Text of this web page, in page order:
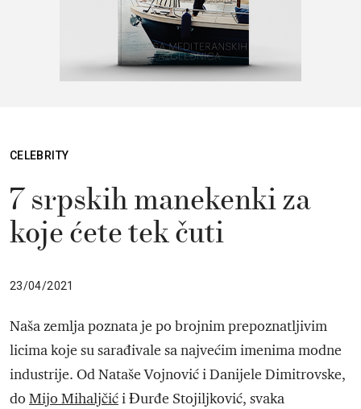
CELEBRITY
7 srpskih manekenki za
koje ćete tek čuti
23/04/2021
Naša zemlja poznata je po brojnim prepoznatljivim
licima koje su sarađivale sa najvećim imenima modne
industrije. Od Nataše Vojnović i Danijele Dimitrovske,
do Mijo Mihaljčići Đurđe Stojiljković, svaka